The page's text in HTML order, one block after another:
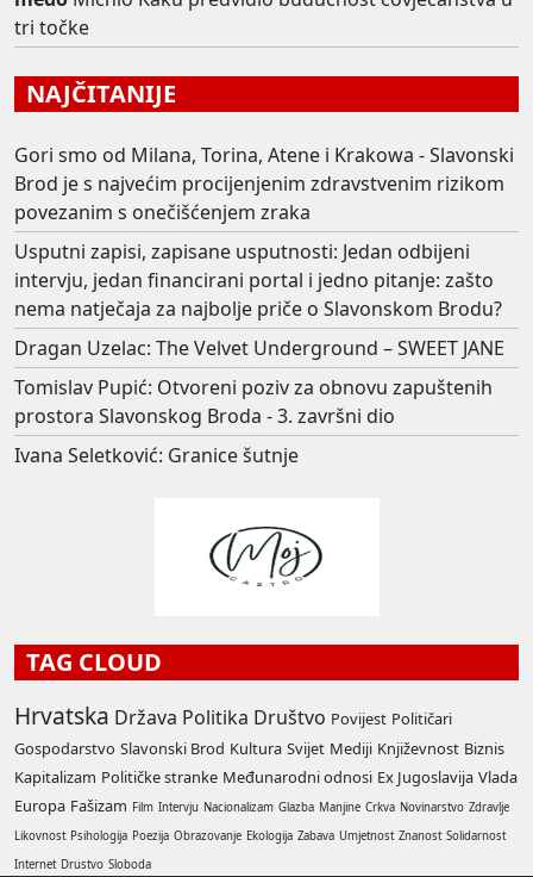
tri točke
NAJČITANIJE
Gori smo od Milana, Torina, Atene i Krakowa - Slavonski
Brod je s najvećim procijenjenim zdravstvenim rizikom
povezanim s onečišćenjem zraka
Usputni zapisi, zapisane usputnosti: Jedan odbijeni
intervju, jedan financirani portal i jedno pitanje: zašto
nema natječaja za najbolje priče o Slavonskom Brodu?
Dragan Uzelac: The Velvet Underground – SWEET JANE
Tomislav Pupić: Otvoreni poziv za obnovu zapuštenih
prostora Slavonskog Broda - 3. završni dio
Ivana Seletković: Granice šutnje
TAG CLOUD
Hrvatska Država Politika Društvo Povijest Političari
Gospodarstvo Slavonski Brod Kultura Svijet Mediji Književnost Biznis
Kapitalizam Političke stranke Međunarodni odnosi Ex Jugoslavija Vlada
Europa Fašizam Film Intervju Nacionalizam Glazba Manjine Crkva Novinarstvo Zdravlje
Likovnost Psihologija Poezija Obrazovanje Ekologija Zabava Umjetnost Znanost Solidarnost
Internet Drustvo Sloboda